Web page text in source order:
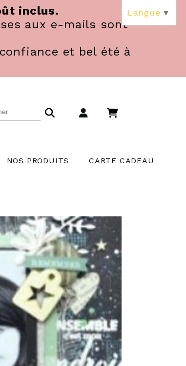
inclus.
aux e-mails sont
et bel été à
NOS PRODUITS CARTE CADEAU
Langue ▼